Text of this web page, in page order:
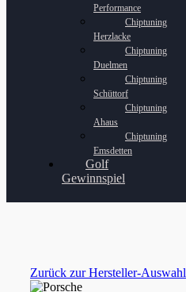
Performance
Chiptuning
Herzlacke
Chiptuning
Duelmen
Chiptuning
Schüttorf
Chiptuning
Ahaus
Chiptuning
Emsdetten
Golf
Gewinnspiel
Zurück zur Hersteller-Auswahl